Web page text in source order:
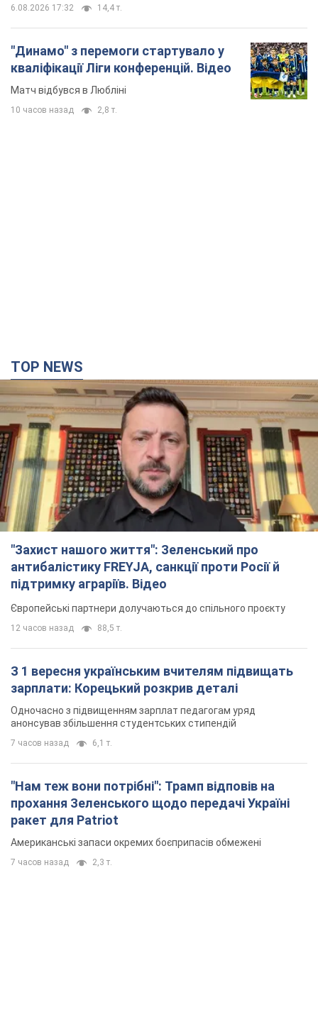
6.08.2026 17:32 14,4 т.
"Динамо" з перемоги стартувало у
кваліфікації Ліги конференцій. Відео
Матч відбувся в Любліні
10 часов назад 2,8 т.
TOP NEWS
"Захист нашого життя": Зеленський про
антибалістику FREYJA, санкції проти Росії й
підтримку аграріїв. Відео
Європейські партнери долучаються до спільного проєкту
12 часов назад 88,5 т.
З 1 вересня українським вчителям підвищать
зарплати: Корецький розкрив деталі
Одночасно з підвищенням зарплат педагогам уряд
анонсував збільшення студентських стипендій
7 часов назад 6,1 т.
"Нам теж вони потрібні": Трамп відповів на
прохання Зеленського щодо передачі Україні
ракет для Patriot
Американські запаси окремих боєприпасів обмежені
7 часов назад 2,3 т.